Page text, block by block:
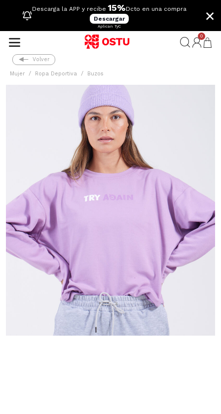
Descarga la APP y recibe 15%Dcto en una compra
Descargar
Aplican TyC
×
0
Volver
Mujer Ropa Deportiva Buzos